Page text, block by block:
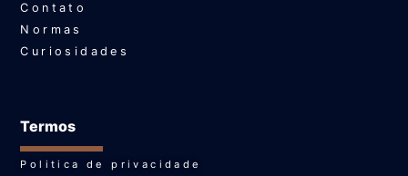
Contato
Normas
Curiosidades
Termos
Politica de privacidade